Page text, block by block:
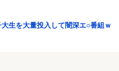
生を大量投入して闇深エ○番組ｗ